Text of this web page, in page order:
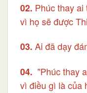
02. Phúc thay ai
vì họ sẽ được
03. Ai đã dạy
04. "Phúc thay
vì điều gì là của